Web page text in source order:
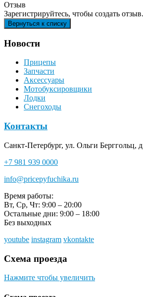
Отзыв
Зарегистрируйтесь, чтобы создать отзыв.
Новости
Прицепы
Запчасти
Аксессуары
Мотобуксировщики
Лодки
Снегоходы
Контакты
Санкт-Петербург, ул. Ольги Берггольц,
+7 981 939 0000
info@pricepyfuchika.ru
Время работы:
Вт, Ср, Чт: 9:00 – 20:00
Остальные дни: 9:00 – 18:00
Без выходных
youtube instagram vkontakte
Схема проезда
Нажмите чтобы увеличить